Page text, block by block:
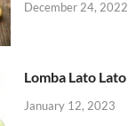
December 24, 2022
Lomba Lato Lato
January 12, 2023